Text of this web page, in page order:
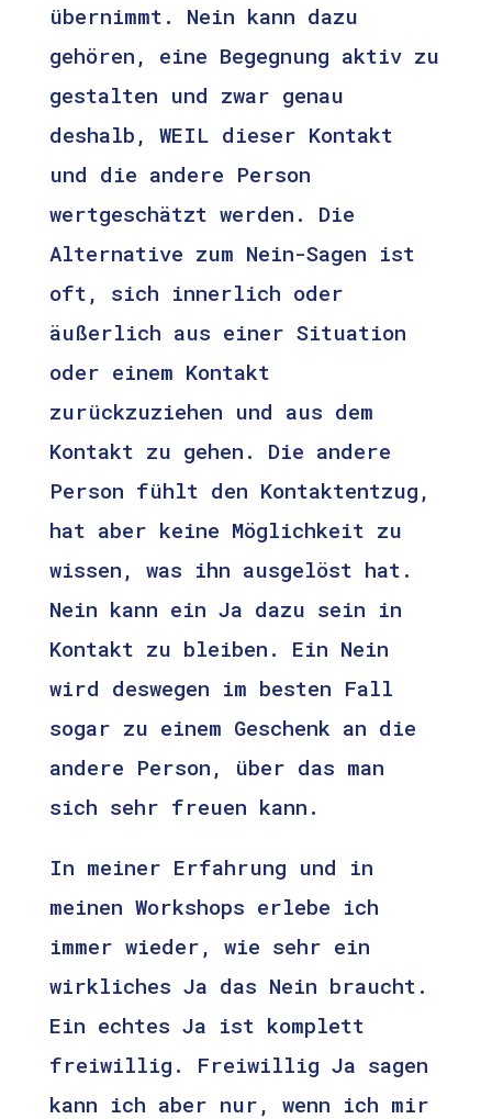
übernimmt. Nein kann dazu
gehören, eine Begegnung aktiv zu
gestalten und zwar genau
deshalb, WEIL dieser Kontakt
und die andere Person
wertgeschätzt werden. Die
Alternative zum Nein-Sagen ist
oft, sich innerlich oder
äußerlich aus einer Situation
oder einem Kontakt
zurückzuziehen und aus dem
Kontakt zu gehen. Die andere
Person fühlt den Kontaktentzug,
hat aber keine Möglichkeit zu
wissen, was ihn ausgelöst hat.
Nein kann ein Ja dazu sein in
Kontakt zu bleiben. Ein Nein
wird deswegen im besten Fall
sogar zu einem Geschenk an die
andere Person, über das man
sich sehr freuen kann.
In meiner Erfahrung und in
meinen Workshops erlebe ich
immer wieder, wie sehr ein
wirkliches Ja das Nein braucht.
Ein echtes Ja ist komplett
freiwillig. Freiwillig Ja sagen
kann ich aber nur, wenn ich mir